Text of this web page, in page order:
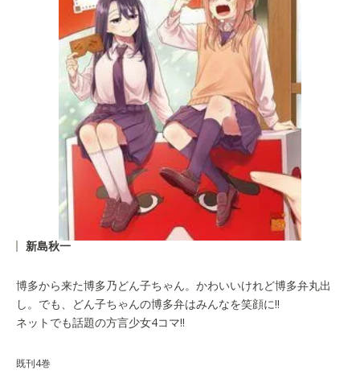
新島秋一
博多から来た博多乃どん子ちゃん。かわいいけれど博多弁丸出
し。でも、どん子ちゃんの博多弁はみんなを笑顔に!!
ネットでも話題の方言少女4コマ!!
既刊4巻